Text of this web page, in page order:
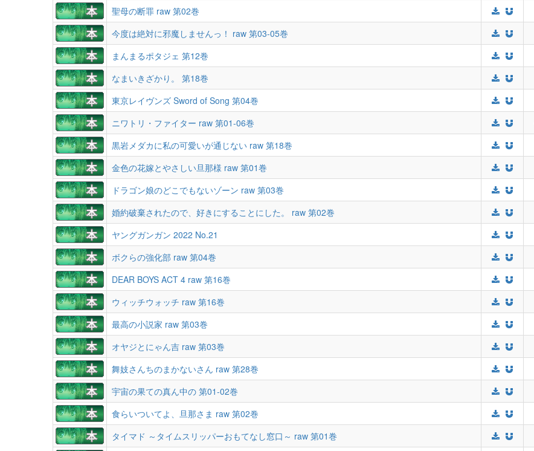
聖母の断罪 raw 第02巻
今度は絶対に邪魔しませんっ！ raw 第03-05巻
まんまるポタジェ 第12巻
なまいきざかり。 第18巻
東京レイヴンズ Sword of Song 第04巻
ニワトリ・ファイター raw 第01-06巻
黒岩メダカに私の可愛いが通じない raw 第18巻
金色の花嫁とやさしい旦那様 raw 第01巻
ドラゴン娘のどこでもないゾーン raw 第03巻
婚約破棄されたので、好きにすることにした。 raw 第02巻
ヤングガンガン 2022 No.21
ボクらの強化部 raw 第04巻
DEAR BOYS ACT 4 raw 第16巻
ウィッチウォッチ raw 第16巻
最高の小説家 raw 第03巻
オヤジとにゃん吉 raw 第03巻
舞妓さんちのまかないさん raw 第28巻
宇宙の果ての真ん中の 第01-02巻
食らいついてよ、旦那さま raw 第02巻
タイマド ～タイムスリッパーおもてなし窓口～ raw 第01巻